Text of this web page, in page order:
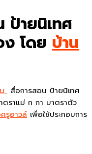
ป้ายนิเทศ
ง โดย บ้าน
สื่อการสอน ป้ายนิเทศ
ตราแม่ ก กา มาตราตัว
รูอาวล์ เพื่อใช้ประกอบการ